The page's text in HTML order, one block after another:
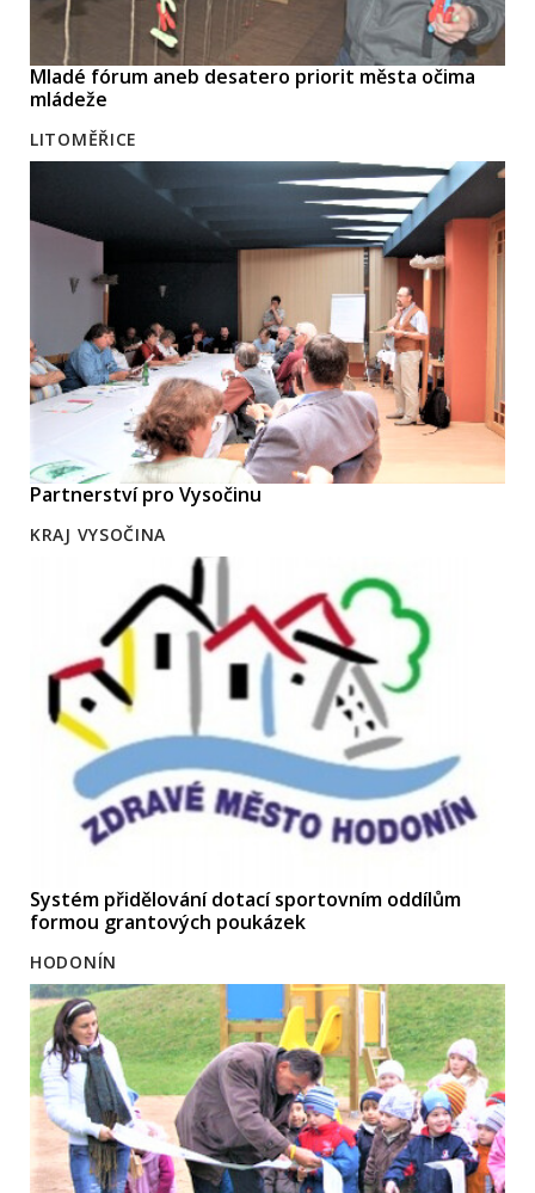
Mladé fórum aneb desatero priorit města očima
mládeže
LITOMĚŘICE
Partnerství pro Vysočinu
KRAJ VYSOČINA
Systém přidělování dotací sportovním oddílům
formou grantových poukázek
HODONÍN